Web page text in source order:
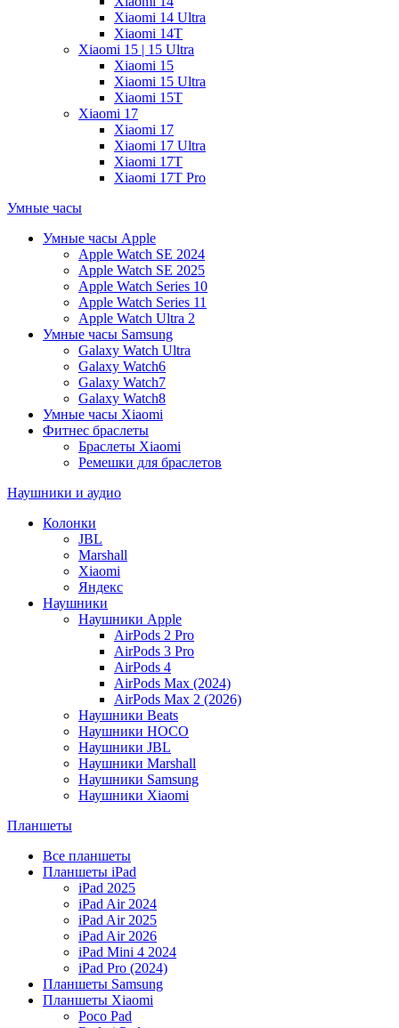
Xiaomi 14 Ultra
Xiaomi 14T
Xiaomi 15 | 15 Ultra
Xiaomi 15
Xiaomi 15 Ultra
Xiaomi 15T
Xiaomi 17
Xiaomi 17
Xiaomi 17 Ultra
Xiaomi 17T
Xiaomi 17T Pro
Умные часы
Умные часы Apple
Apple Watch SE 2024
Apple Watch SE 2025
Apple Watch Series 10
Apple Watch Series 11
Apple Watch Ultra 2
Умные часы Samsung
Galaxy Watch Ultra
Galaxy Watch6
Galaxy Watch7
Galaxy Watch8
Умные часы Xiaomi
Фитнес браслеты
Браслеты Xiaomi
Ремешки для браслетов
Наушники и аудио
Колонки
JBL
Marshall
Xiaomi
Яндекс
Наушники
Наушники Apple
AirPods 2 Pro
AirPods 3 Pro
AirPods 4
AirPods Max (2024)
AirPods Max 2 (2026)
Наушники Beats
Наушники HOCO
Наушники JBL
Наушники Marshall
Наушники Samsung
Наушники Xiaomi
Планшеты
Все планшеты
Планшеты iPad
iPad 2025
iPad Air 2024
iPad Air 2025
iPad Air 2026
iPad Mini 4 2024
iPad Pro (2024)
Планшеты Samsung
Планшеты Xiaomi
Poco Pad